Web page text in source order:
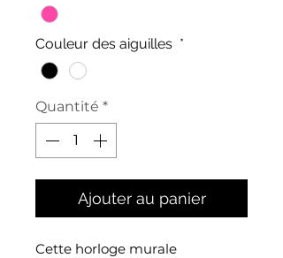
Couleur des aiguilles *
Quantité *
Ajouter au panier
Cette horloge murale